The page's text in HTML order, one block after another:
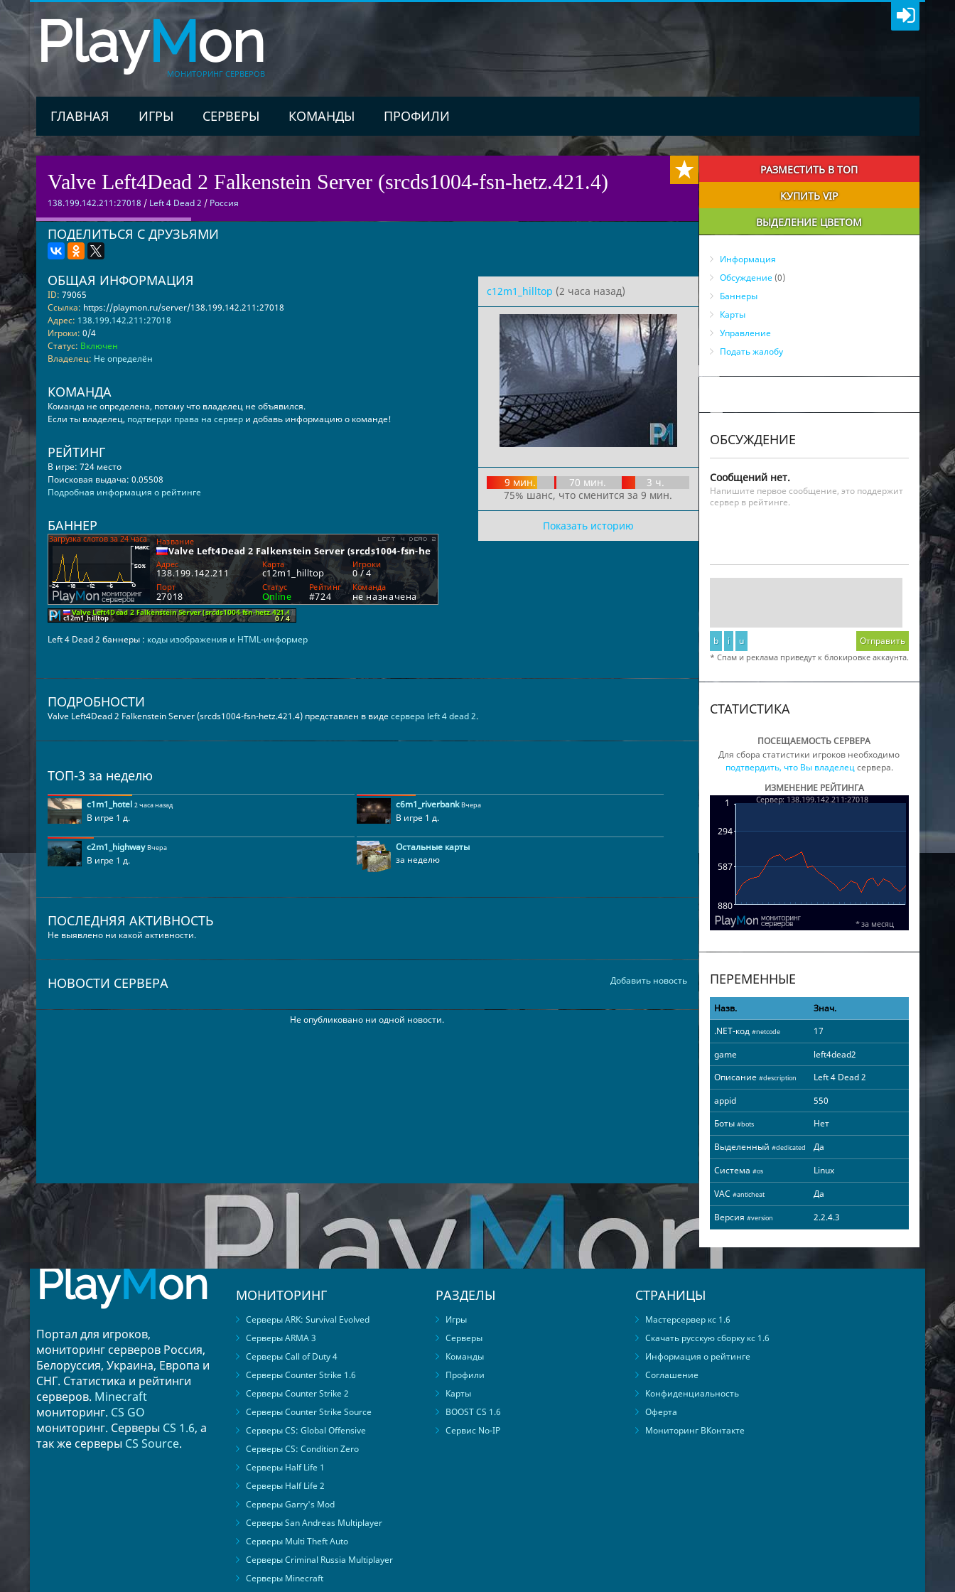
PlayMon
МОНИТОРИНГ СЕРВЕРОВ
ГЛАВНАЯ ИГРЫ СЕРВЕРЫ КОМАНДЫ ПРОФИЛИ
Valve Left4Dead 2 Falkenstein Server (srcds1004-fsn-hetz.421.4)
138.199.142.211:27018 / Left 4 Dead 2 / Россия
ПОДЕЛИТЬСЯ С ДРУЗЬЯМИ
c12m1_hilltop (2 часа назад)
9 мин. 70 мин.
3 ч.
75% шанс, что сменится за 9 мин.
Показать историю
ОБЩАЯ ИНФОРМАЦИЯ
ID: 79065
Ссылка: https://playmon.ru/server/138.199.142.211:27018
Адрес: 138.199.142.211:27018
Игроки: 0/4
Статус: Включен
Владелец: Не определён
КОМАНДА
Команда не определена, потому что владелец не объявился.
Если ты владелец, подтверди права на сервери добавь информацию о команде!
РЕЙТИНГ
В игре: 724 место
Поисковая выдача: 0.05508
Подробная информация о рейтинге
БАННЕР
Left 4 Dead 2 баннеры : коды изображения и HTML-информер
ПОДРОБНОСТИ
Valve Left4Dead 2 Falkenstein Server (srcds1004-fsn-hetz.421.4) представлен в видесервера left 4 dead 2.
ТОП-3 за неделю
c1m1_hotel 2 часа назад
В игре 1 д.
c6m1_riverbank Вчера
В игре 1 д.
c2m1_highway Вчера
В игре 1 д.
Остальные карты
за неделю
ПОСЛЕДНЯЯ АКТИВНОСТЬ
Не выявлено ни какой активности.
Добавить новость
НОВОСТИ СЕРВЕРА
Не опубликовано ни одной новости.
РАЗМЕСТИТЬ В ТОП
КУПИТЬ VIP
ВЫДЕЛЕНИЕ ЦВЕТОМ
Информация
Обсуждение(0)
Баннеры
Карты
Управление
Подать жалобу
ОБСУЖДЕНИЕ
Сообщений нет.
Напишите первое сообщение, это поддержит
сервер в рейтинге.
b i u Отправить
* Спам и реклама приведут к блокировке аккаунта.
СТАТИСТИКА
ПОСЕЩАЕМОСТЬ СЕРВЕРА
Для сбора статистики игроков необходимо
подтвердить, что Вы владелецсервера.
ИЗМЕНЕНИЕ РЕЙТИНГА
ПЕРЕМЕННЫЕ
Назв.
Знач.
.NET-код #netcode
17
game
left4dead2
Описание #description
Left 4 Dead 2
appid
550
Боты #bots
Нет
Выделенный #dedicated
Да
Система #os
Linux
VAC #anticheat
Да
Версия #version 2.2.4.3
PlayMon
Портал для игроков,
мониторинг серверов Россия,
Белоруссия, Украина, Европа и
СНГ. Статистика и рейтинги
серверов. Minecraft
мониторинг. CS GO
мониторинг. Серверы CS 1.6, а
так же серверы CS Source.
МОНИТОРИНГ
Серверы ARK: Survival Evolved
Серверы ARMA 3
Серверы Call of Duty 4
Серверы Counter Strike 1.6
Серверы Counter Strike 2
Серверы Counter Strike Source
Серверы CS: Global Offensive
Серверы CS: Condition Zero
Серверы Half Life 1
Серверы Half Life 2
Серверы Garry's Mod
Серверы San Andreas Multiplayer
Серверы Multi Theft Auto
Серверы Criminal Russia Multiplayer
Серверы Minecraft
РАЗДЕЛЫ
Игры
Серверы
Команды
Профили
Карты
BOOST CS 1.6
Сервис No-IP
СТРАНИЦЫ
Мастерсервер кс 1.6
Скачать русскую сборку кс 1.6
Информация о рейтинге
Соглашение
Конфиденциальность
Оферта
Мониторинг ВКонтакте